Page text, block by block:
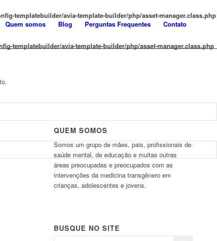
templatebuilder/avia-template-builder/php/asset-manager.class.php
templatebuilder/avia-template-builder/php/asset-manager.class.php
Quem somos Blog Perguntas Frequentes Contato
QUEM SOMOS
Somos um grupo de mães, pais, profissionais de
saúde mental, de educação e muitas outras
áreas preocupadas e preocupados com as
intervenções da medicina transgênero em
crianças, adolescentes e jovens.
BUSQUE NO SITE